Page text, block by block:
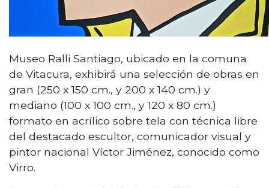
Museo Ralli Santiago, ubicado en la comuna
de Vitacura, exhibirá una selección de obras en
gran (250 x 150 cm., y 200 x 140 cm.) y
mediano (100 x 100 cm., y 120 x 80 cm.)
formato en acrílico sobre tela con técnica libre
del destacado escultor, comunicador visual y
pintor nacional Víctor Jiménez, conocido como
Virro.